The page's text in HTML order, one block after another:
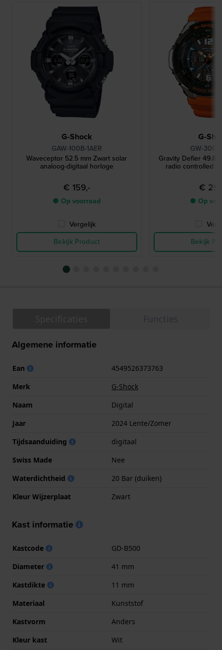
G-Shock
GAW-100B-1AER
Waveceptor 52.5 mm Zwart solar
analoog-digitaal horloge
€ 159,-
● Op voorraad
Vergelijk
Bekijk Product
G-
GW-
Gravity Defier 49.8
radio controlled
€
● Op
Bekijk
Algemene informatie
Ean
4549526373763
Merk
G-Shock
Naam
Digital
Jaar
2024 Lente/Zomer
Tijdsaanduiding
digitaal
Swiss Made
Nee
Waterdichtheid
20 Bar (duiken)
Kleur Wijzerplaat
Zwart
Kast informatie
Kastcode
GD-B500
Diameter
41 mm
Kastdikte
11 mm
Materiaal
Kunststof
Kastvorm
Anders
Kleur kast
Wit